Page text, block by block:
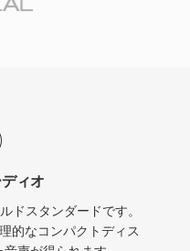
ィオ
ドスタンダードです。
的なコンパクトディス